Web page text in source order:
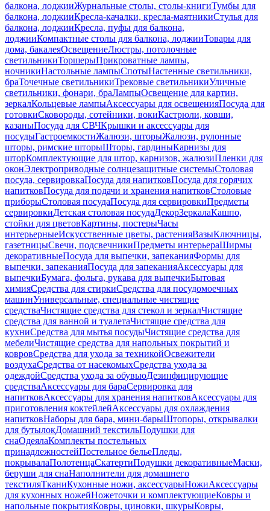
балкона, лоджииЖурнальные столы, столы-книгиТумбы для
балкона, лоджииКресла-качалки, кресла-маятникиСтулья для
балкона, лоджииКресла, пуфы для балкона,
лоджииКомпактные столы для балкона, лоджииТовары для
дома, бакалеяОсвещениеЛюстры, потолочные
светильникиТоршерыПрикроватные лампы,
ночникиНастольные лампыСпотыНастенные светильники,
браТочечные светильникиТрековые светильникиУличные
светильники, фонари, браЛампыОсвещение для картин,
зеркалКольцевые лампыАксессуары для освещенияПосуда для
готовкиСковороды, сотейники, вокиКастрюли, ковши,
казаныПосуда для СВЧКрышки и аксессуары для
посудыГастроемкостиЖалюзи, шторыЖалюзи, рулонные
шторы, римские шторыШторы, гардиныКарнизы для
шторКомплектующие для штор, карнизов, жалюзиПленки для
оконЭлектроприводные солнцезащитные системыСтоловая
посуда, сервировкаПосуда для напитковПосуда для горячих
напитковПосуда для подачи и хранения напитковСтоловые
приборыСтоловая посудаПосуда для сервировкиПредметы
сервировкиДетская столовая посудаДекорЗеркалаКашпо,
стойки для цветовКартины, постерыЧасы
интерьерныеИскусственные цветы, растенияВазыКлючницы,
газетницыСвечи, подсвечникиПредметы интерьераШирмы
декоративныеПосуда для выпечки, запеканияФормы для
выпечки, запеканияПосуда для запеканияАксессуары для
выпечкиБумага, фольга, рукава для выпечкиБытовая
химияСредства для стиркиСредства для посудомоечных
машинУниверсальные, специальные чистящие
средстваЧистящие средства для стекол и зеркалЧистящие
средства для ванной и туалетаЧистящие средства для
кухниСредства для мытья посудыЧистящие средства для
мебелиЧистящие средства для напольных покрытий и
ковровСредства для ухода за техникойОсвежители
воздухаСредства от насекомыхСредства ухода за
одеждойСредства ухода за обувьюДезинфицирующие
средстваАксессуары для бараСервировка для
напитковАксессуары для хранения напитковАксессуары для
приготовления коктейлейАксессуары для охлаждения
напитковНаборы для бара, мини-барыШтопоры, открывалки
для бутылокДомашний текстильПодушки для
снаОдеялаКомплекты постельных
принадлежностейПостельное бельеПледы,
покрывалаПолотенцаСкатертиПодушки декоративныеМаски,
беруши для снаНаполнители для домашнего
текстиляТканиКухонные ножи, аксессуарыНожиАксессуары
для кухонных ножейНожеточки и комплектующиеКовры и
напольные покрытияКовры, циновки, шкурыКовры,